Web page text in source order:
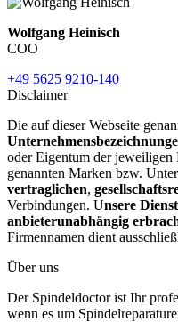
Wolfgang Heinisch
COO
+49 5625 9210-140
Disclaimer
Die auf dieser Webseite
oder Eigentum der jeweiligen
genannten Marken bzw.
vertraglichen,
Verbindungen. Unsere
anbieterunabhängig
Firmennamen dient
Über uns
Der Spindeldoctor ist Ihr
wenn es um